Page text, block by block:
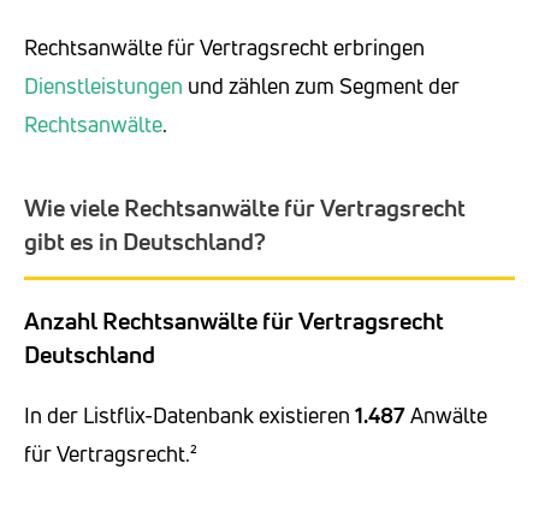
Rechtsanwälte für Vertragsrecht erbringen
Dienstleistungen und zählen zum Segment der
Rechtsanwälte.
Wie viele Rechtsanwälte für Vertragsrecht
gibt es in Deutschland?
Anzahl Rechtsanwälte für Vertragsrecht
Deutschland
In der Listflix-Datenbank existieren 1.487Anwälte
für Vertragsrecht.²